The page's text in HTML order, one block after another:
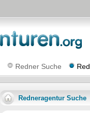
Redner Suche
Redneragentur Suche